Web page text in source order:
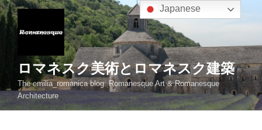
コ
ン
ス
キ
ロマネスク美術とロマネスク建築
The emilia_romanica blog: Romanesque Art & Romanesque
Architecture
Japanese